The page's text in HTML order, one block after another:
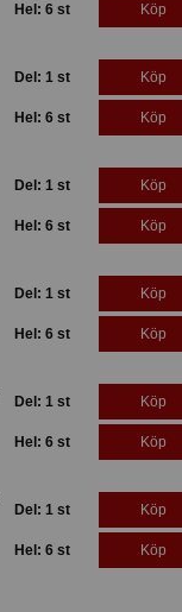
Hel: 6 st Köp
Del: 1 st Köp
Hel: 6 st Köp
Del: 1 st Köp
Hel: 6 st Köp
Del: 1 st Köp
Hel: 6 st Köp
Del: 1 st Köp
Hel: 6 st Köp
Del: 1 st Köp
Hel: 6 st Köp